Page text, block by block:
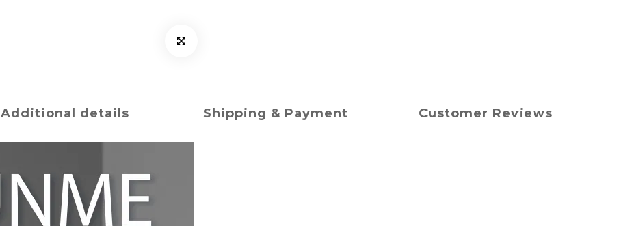
Additional details Shipping & Payment Customer Reviews